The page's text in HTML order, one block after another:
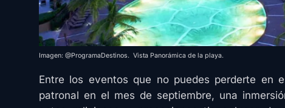
Imagen: @ProgramaDestinos. Vista Panorámica de la playa.
Entre los eventos que no puedes perderte en
patronal en el mes de septiembre, una